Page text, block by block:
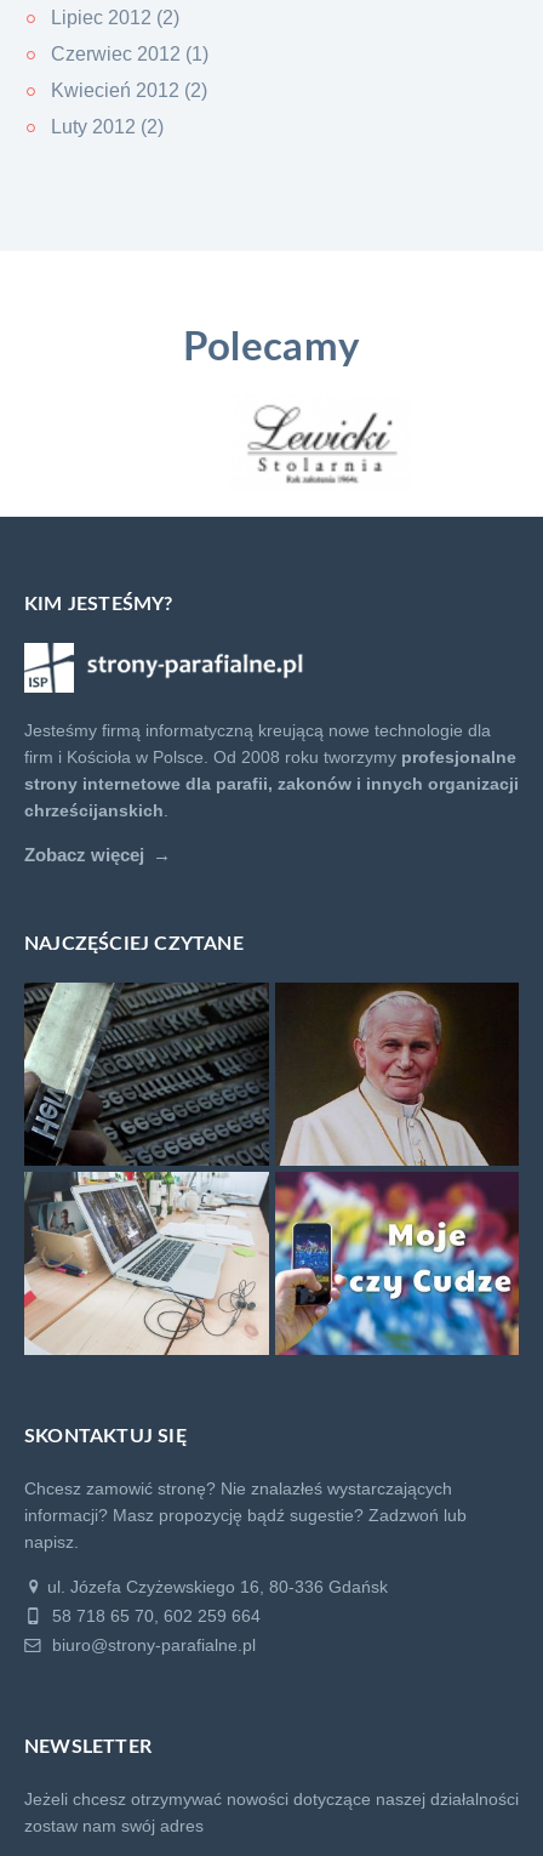
Lipiec 2012 (2)
Czerwiec 2012 (1)
Kwiecień 2012 (2)
Luty 2012 (2)
Polecamy
KIM JESTEŚMY?
Jesteśmy firmą informatyczną kreującą nowe technologie dla
firm i Kościoła w Polsce. Od 2008 roku tworzymy profesjonalne
strony internetowe dla parafii, zakonów i innych organizacji
chrześcijanskich
Zobacz więcej
NAJCZĘŚCIEJ CZYTANE
SKONTAKTUJ SIĘ
Chcesz zamowić stronę? Nie znalazłeś wystarczających
informacji? Masz propozycję bądź sugestie? Zadzwoń lub
napisz.
ul. Józefa Czyżewskiego 16, 80-336 Gdańsk
58 718 65 70, 602 259 664
biuro@strony-parafialne.pl
NEWSLETTER
Jeżeli chcesz otrzymywać nowości dotyczące naszej działalności
zostaw nam swój adres